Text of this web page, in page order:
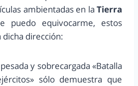
ambientadas en la Tierra
puedo equivocarme, estos
dirección:
y sobrecargada «Batalla
sólo demuestra que